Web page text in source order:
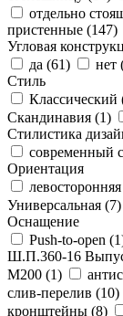
отдельно
пристенные (147)
Угловая
да (61) нет
Стиль
Классический
Скандинавия (1)
Стилистика
современный
Ориентация
Универсальная (7)
Оснащение
Push-to-open (1
Ш.П.360-16
М200 (1)
слив-перелив (10)
кронштейны (8)